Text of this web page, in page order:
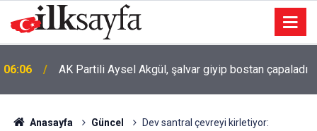
06:06 AK Partili Aysel Akgül, şalvar giyip bostan çapaladı
Anasayfa Güncel
Dev santral çevreyi kirletiyor: